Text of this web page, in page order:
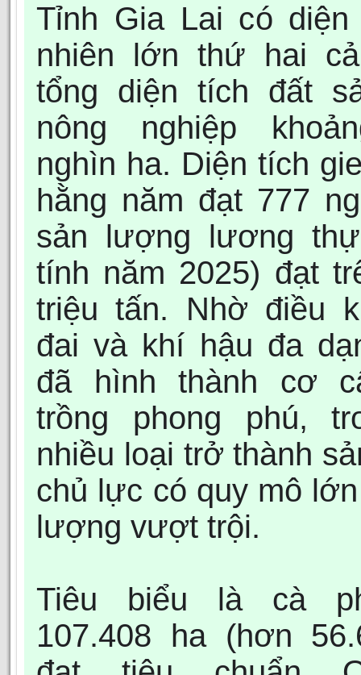
Tỉnh Gia Lai có
nhiên lớn thứ hai
tổng diện tích đất
nông nghiệp
nghìn ha. Diện tích
hằng năm đạt 777
sản lượng lương
tính năm 2025) đạt
triệu tấn. Nhờ điều
đai và khí hậu đa
đã hình thành cơ
trồng phong phú,
nhiều loại trở thành
chủ lực có quy mô
lượng vượt trội.
Tiêu biểu là cà
107.408 ha (hơn